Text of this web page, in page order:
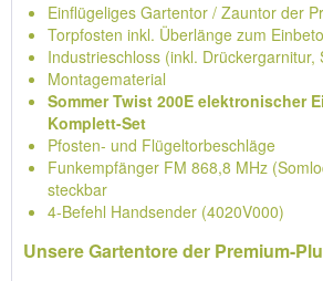
Einflügeliges Gartentor / Zauntor der
Torpfosten inkl. Überlänge zum
Industrieschloss (inkl. Drückergarnitur,
Montagematerial
Sommer Twist 200E elektronischer
Komplett-Set
Pfosten- und Flügeltorbeschläge
Funkempfänger FM 868,8 MHz
steckbar
4-Befehl Handsender (4020V000)
Unsere Gartentore der Premium-